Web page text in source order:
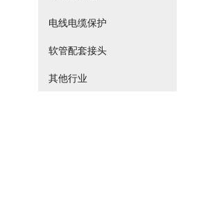
电线电缆保护
软管配套接头
其他行业